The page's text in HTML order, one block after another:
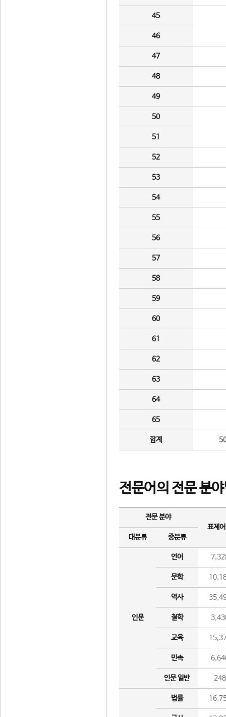
45
46
47
48
49
50
51
52
53
54
55
56
57
58
59
60
61
62
63
64
65
합계
전문어의 전문 분
전문 분야
표제
대분류
중분류
인문
언어
문학
역사
철학
교육
민속
인문 일반 248
법률